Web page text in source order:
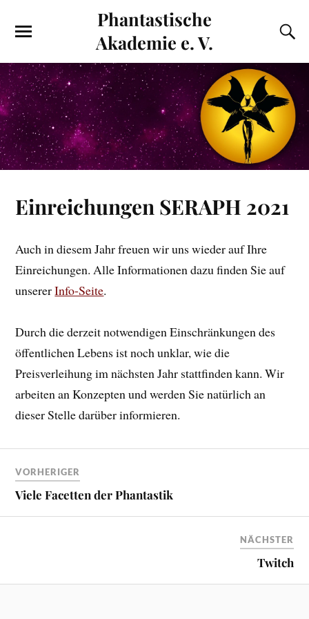
Phantastische
Akademie e. V.
Einreichungen SERAPH 2021
Auch in diesem Jahr freuen wir uns wieder auf Ihre
Einreichungen. Alle Informationen dazu finden Sie auf
unsererInfo-Seite.
Durch die derzeit notwendigen Einschränkungen des
öffentlichen Lebens ist noch unklar, wie die
Preisverleihung im nächsten Jahr stattfinden kann. Wir
arbeiten an Konzepten und werden Sie natürlich an
dieser Stelle darüber informieren.
VORHERIGER
Viele Facetten der Phantastik
NÄCHSTER
Twitch